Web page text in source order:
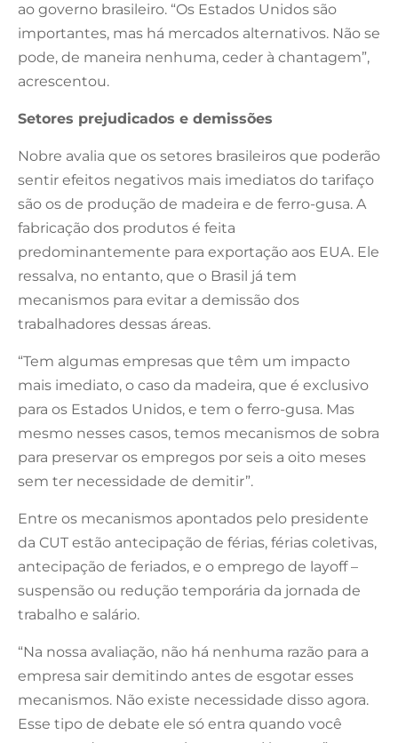
ao governo brasileiro. “Os Estados Unidos são
importantes, mas há mercados alternativos. Não se
pode, de maneira nenhuma, ceder à chantagem”,
acrescentou.
Setores prejudicados e demissões
Nobre avalia que os setores brasileiros que poderão
sentir efeitos negativos mais imediatos do tarifaço
são os de produção de madeira e de ferro-gusa. A
fabricação dos produtos é feita
predominantemente para exportação aos EUA. Ele
ressalva, no entanto, que o Brasil já tem
mecanismos para evitar a demissão dos
trabalhadores dessas áreas.
“Tem algumas empresas que têm um impacto
mais imediato, o caso da madeira, que é exclusivo
para os Estados Unidos, e tem o ferro-gusa. Mas
mesmo nesses casos, temos mecanismos de sobra
para preservar os empregos por seis a oito meses
sem ter necessidade de demitir”.
Entre os mecanismos apontados pelo presidente
da CUT estão antecipação de férias, férias coletivas,
antecipação de feriados, e o emprego de layoff –
suspensão ou redução temporária da jornada de
trabalho e salário.
“Na nossa avaliação, não há nenhuma razão para a
empresa sair demitindo antes de esgotar esses
mecanismos. Não existe necessidade disso agora.
Esse tipo de debate ele só entra quando você